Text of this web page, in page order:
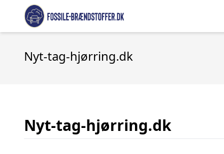
Nyt-tag-hjørring.dk
Nyt-tag-hjørring.dk